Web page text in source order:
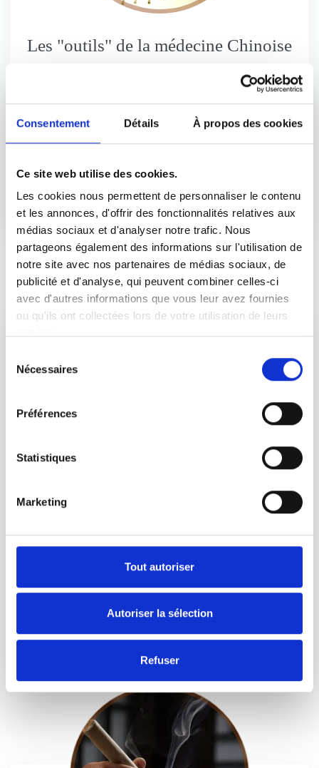
Consentement Détails À propos des cookies
Ce site web utilise des cookies.
Les cookies nous permettent de personnaliser le contenu
et les annonces, d'offrir des fonctionnalités relatives aux
médias sociaux et d'analyser notre trafic. Nous
partageons également des informations sur l'utilisation de
notre site avec nos partenaires de médias sociaux, de
publicité et d'analyse, qui peuvent combiner celles-ci
avec d'autres informations que vous leur avez fournies
ou qu'ils ont collectées lors de votre utilisation de leurs
Nécessaires
Préférences
Statistiques
Marketing
Tout autoriser
Autoriser la sélection
Refuser
Les "outils" de la médecine Chinoise
Ventouses, moxibustion, saignées, ... La médecine
de l’acupuncture et du Qi Gong, utilise de nombreux outils
discipline importante de la médecine Chinoise et, de
travers la respiration, la méditation, la visualisation et le